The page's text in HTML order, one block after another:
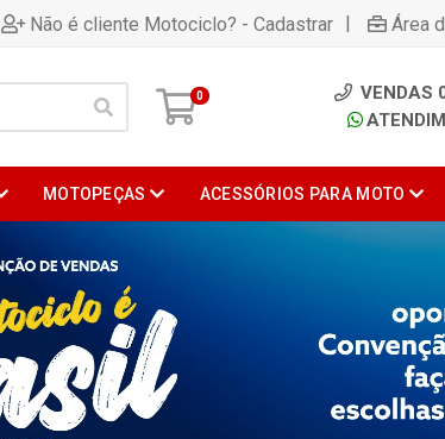
Não é cliente Motociclo? - Cadastrar | Área
0
VENDAS
MOTOPEÇAS ACESSÓRIOS PARA MOTO